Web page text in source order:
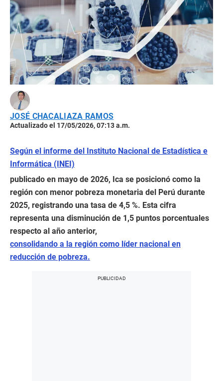
JOSÉ CHACALIAZA RAMOS
Actualizado el 17/05/2026, 07:13 a.m.
Según el informe del Instituto Nacional de Estadística e
Informática (INEI)
publicado en mayo de 2026, Ica se posicionó como la
región con menor pobreza monetaria del Perú durante
2025, registrando una tasa de 4,5 %. Esta cifra
representa una disminución de 1,5 puntos porcentuales
respecto al año anterior,
consolidando a la región como líder nacional en
reducción de pobreza.